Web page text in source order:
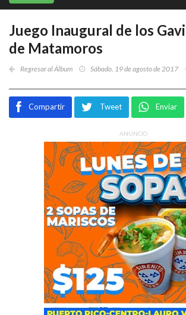
Juego Inaugural de los
de Matamoros
Regresar al Álbum Sábado, 19 de agosto de 2017
Compartir Tweet Enviar
ANUNCIO